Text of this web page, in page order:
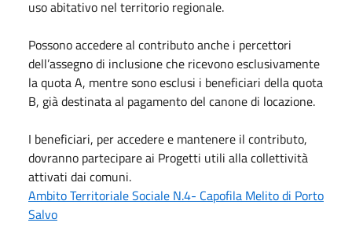
uso abitativo nel territorio regionale.
Possono accedere al contributo anche i percettori
dell’assegno di inclusione che ricevono esclusivamente
la quota A, mentre sono esclusi i beneficiari della quota
B, già destinata al pagamento del canone di locazione.
I beneficiari, per accedere e mantenere il contributo,
dovranno partecipare ai Progetti utili alla collettività
attivati dai comuni.
Ambito Territoriale Sociale N.4- Capofila Melito di Porto
Salvo